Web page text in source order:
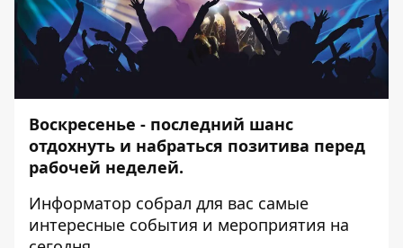
Воскресенье - последний шанс
отдохнуть и набраться позитива перед
рабочей неделей.
Информатор собрал для вас самые
интересные события и мероприятия на